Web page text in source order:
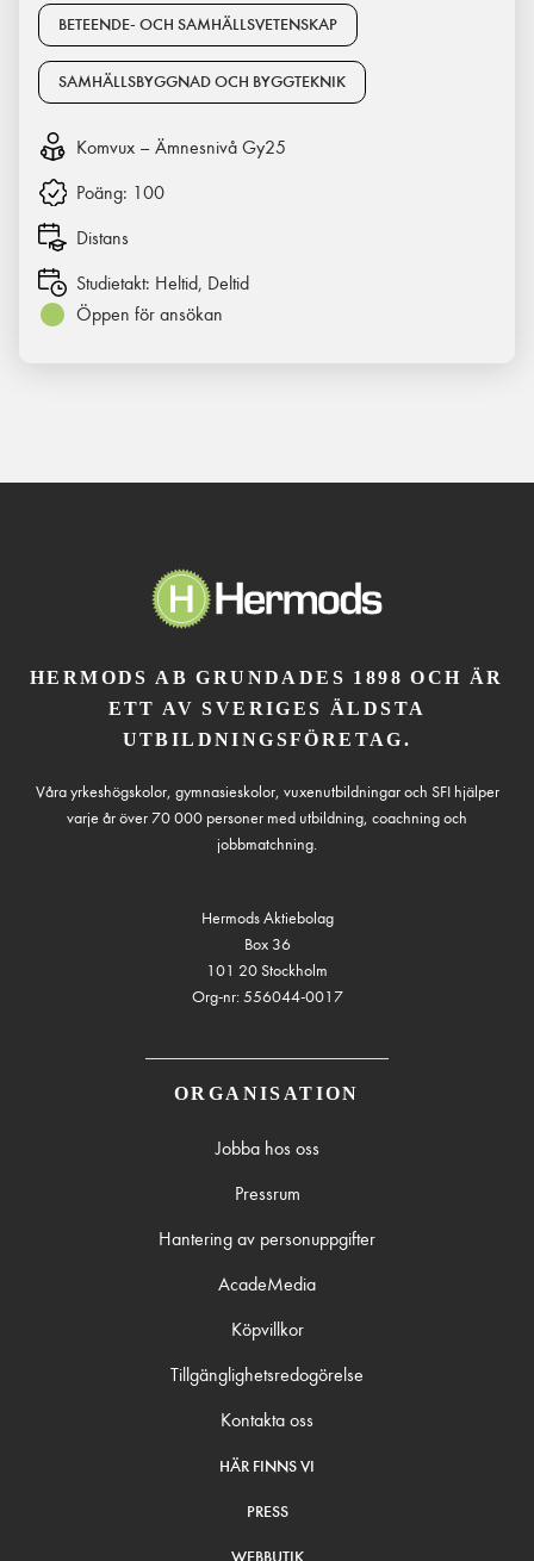
BETEENDE- OCH SAMHÄLLSVETENSKAP
SAMHÄLLSBYGGNAD OCH BYGGTEKNIK
Komvux – Ämnesnivå Gy25
Poäng: 100
Distans
Studietakt: Heltid, Deltid
Öppen för ansökan
HERMODS AB GRUNDADES 1898 OCH ÄR
ETT AV SVERIGES ÄLDSTA
UTBILDNINGSFÖRETAG.
Våra yrkeshögskolor, gymnasieskolor, vuxenutbildningar och SFI hjälper
varje år över 70 000 personer med utbildning, coachning och
jobbmatchning.
Hermods Aktiebolag
Box 36
101 20 Stockholm
Org-nr: 556044-0017
ORGANISATION
Jobba hos oss
Pressrum
Hantering av personuppgifter
AcadeMedia
Köpvillkor
Tillgänglighetsredogörelse
Kontakta oss
HÄR FINNS VI
PRESS
WEBBUTIK